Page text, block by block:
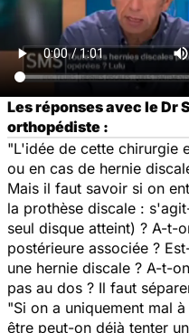
Les réponses avec le Dr
orthopédiste :
"L'idée de cette chirurgie
ou en cas de hernie
Mais il faut savoir si on
la prothèse discale :
seul disque atteint) ? A-t-
postérieure associée ?
une hernie discale ? A-t-
pas au dos ? Il faut
"Si on a uniquement mal
être peut-on déjà tenter